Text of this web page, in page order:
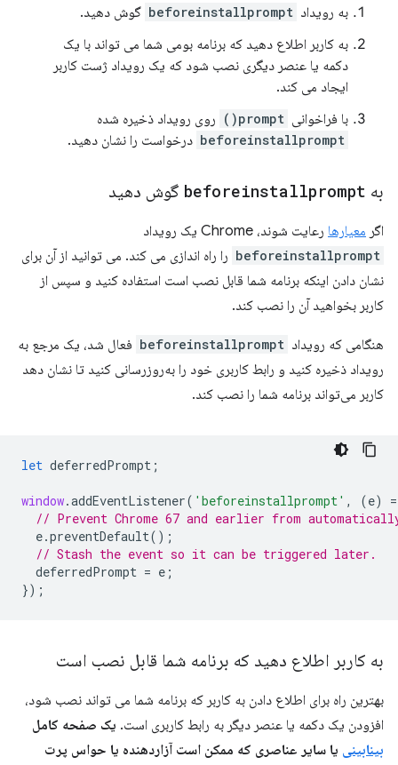
به رویداد beforeinstallprompt گوش دهید.
به کاربر اطلاع دهید که برنامه بومی شما می تواند با یک
دکمه یا عنصر دیگری نصب شود که یک رویداد ژست کاربر
ایجاد می کند.
با فراخوانی prompt() روی رویداد ذخیره شده
beforeinstallprompt درخواست را نشان دهید.
به beforeinstallprompt گوش دهید
اگر معیارها رعایت شوند، Chrome یک رویداد
beforeinstallprompt را راه اندازی می کند. می توانید از آن برای
نشان دادن اینکه برنامه شما قابل نصب است استفاده کنید و سپس از
کاربر بخواهید آن را نصب کند.
هنگامی که رویداد beforeinstallprompt فعال شد، یک مرجع به
رویداد ذخیره کنید و رابط کاربری خود را به‌روزرسانی کنید تا نشان دهد
کاربر می‌تواند برنامه شما را نصب کند.
let deferredPrompt ;
window.addEventListener( 'beforeinstallprompt' , (e) =
// Prevent Chrome 67 and earlier from
e.preventDefault();
// Stash the event so it can be triggered later.
deferredPrompt = e ;
});
به کاربر اطلاع دهید که برنامه شما قابل نصب است
بهترین راه برای اطلاع دادن به کاربر که برنامه شما می تواند نصب شود،
افزودن یک دکمه یا عنصر دیگر به رابط کاربری است. یک صفحه کامل
بینابینی یا سایر عناصری که ممکن است آزاردهنده یا حواس پرت